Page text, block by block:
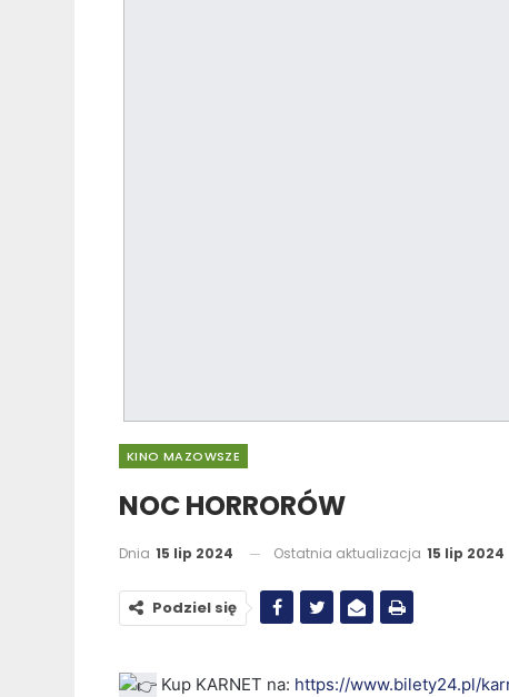
KINO MAZOWSZE
NOC HORRORÓW
Dnia 15 lip 2024 Ostatnia aktualizacja 15 lip 2024
Podziel się
Kup KARNET na: https://www.bilety24.pl/